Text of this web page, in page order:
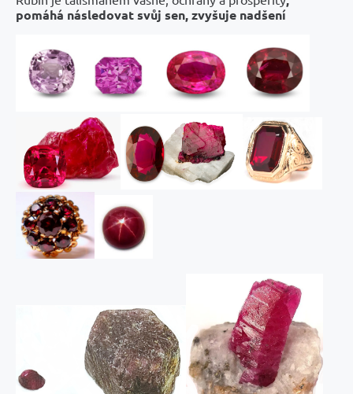
pomáhá následovat svůj sen, zvyšuje nadšení